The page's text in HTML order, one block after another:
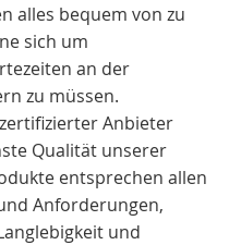
alles bequem von zu
sich um
an der
zu müssen.
Anbieter
Qualität unserer
entsprechen allen
Anforderungen,
und